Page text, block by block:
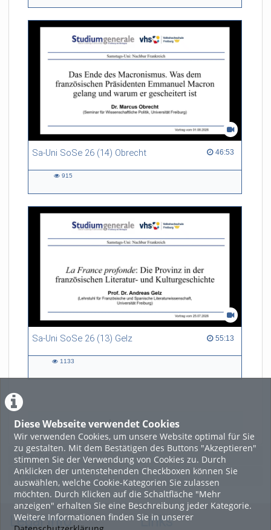
Diese Webseite verwendet Cookies
Wir verwenden Cookies, um unsere Website optimal für Sie
zu gestalten. Mit dem Bestätigen des Buttons "Akzeptieren"
stimmen Sie der Verwendung von Cookies zu. Durch
Anklicken der untenstehenden Checkboxen können Sie
auswählen, welche Cookie-Kategorien Sie zulassen
möchten. Durch Klicken auf die Schaltfläche "Mehr
anzeigen" erhalten Sie eine Beschreibung jeder Kategorie.
Weitere Informationen finden Sie in unserer
Sa-Uni SoSe 26 (14) Obrecht 46:53
46:53 duration
915
Sa-Uni SoSe 26 (13) Gelz 55:13
55:13 duration
1133
LADE MEHR
Featured
Beliebtheit
Legal Info Links